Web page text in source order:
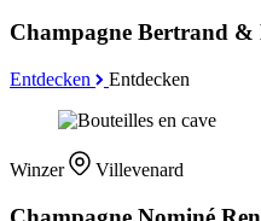
Champagne Bertrand
Entdecken Entdecken
Winzer Villevenard